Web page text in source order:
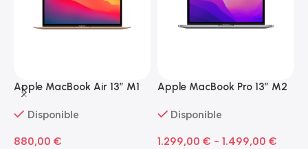
Apple MacBook Air 13” M1
Disponible
880,00 €
Apple MacBook Pro 13” M2
Disponible
1.299,00 € - 1.499,00 €